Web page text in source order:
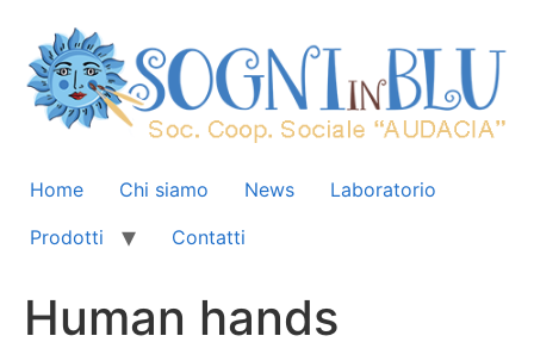
Home Chi siamo News
Laboratorio
Prodotti
Contatti
Human hands